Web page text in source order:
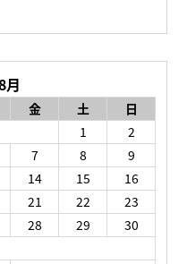
月
金 土 日
1
2
7 8
9
14 15
16
21 22
23
28 29
30